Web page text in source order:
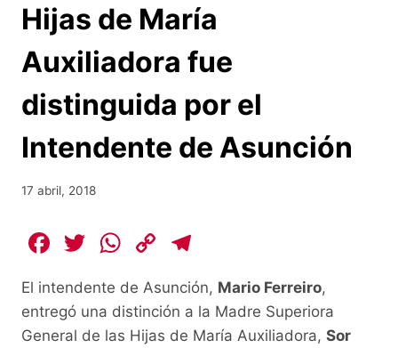
Hijas de María
Auxiliadora fue
distinguida por el
Intendente de Asunción
17 abril, 2018
F
c
e
T
itt
er
W
at
s
C
p
y
e
gr
El intendente de Asunción, Mario Ferreiro,
entregó una distinción a la Madre Superiora
General de las Hijas de María Auxiliadora, Sor